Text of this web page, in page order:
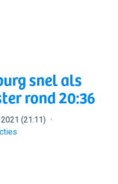
snel als
rond 20:36
(21:11)